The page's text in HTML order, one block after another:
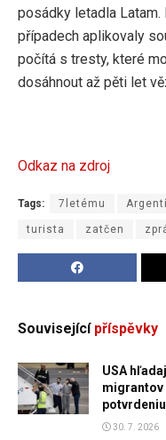
posádky letadla
případech aplikovaly
počítá s tresty, které
dosáhnout až pěti let
Odkaz na zdroj
Tags: 7letému
turista zatčen
Souvisejícípříspěvky
USA
migrantov
30. 7. 2026